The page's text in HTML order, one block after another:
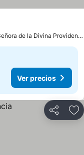
a 1.0 km de: Nuestra Señora de la Divina Providencia
Ver precios
Compartir